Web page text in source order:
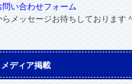
問い合わせフォーム
らメッセージお待ちしております
メディア掲載